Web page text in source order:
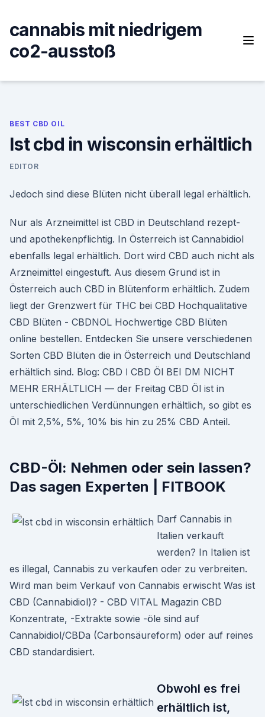
content
cannabis mit niedrigem
co2-ausstoß
BEST CBD OIL
Ist cbd in wisconsin erhältlich
EDITOR
Jedoch sind diese Blüten nicht überall legal erhältlich.
Nur als Arzneimittel ist CBD in Deutschland rezept-
und apothekenpflichtig. In Österreich ist Cannabidiol
ebenfalls legal erhältlich. Dort wird CBD auch nicht als
Arzneimittel eingestuft. Aus diesem Grund ist in
Österreich auch CBD in Blütenform erhältlich. Zudem
liegt der Grenzwert für THC bei CBD Hochqualitative
CBD Blüten - CBDNOL Hochwertige CBD Blüten
online bestellen. Entdecken Sie unsere verschiedenen
Sorten CBD Blüten die in Österreich und Deutschland
erhältlich sind. Blog: CBD ǀ CBD Öl BEI DM NICHT
MEHR ERHÄLTLICH — der Freitag CBD Öl ist in
unterschiedlichen Verdünnungen erhältlich, so gibt es
Öl mit 2,5%, 5%, 10% bis hin zu 25% CBD Anteil.
CBD-Öl: Nehmen oder sein lassen?
Das sagen Experten | FITBOOK
Darf Cannabis in
Italien verkauft
werden? In Italien ist
es illegal, Cannabis zu verkaufen oder zu verbreiten.
Wird man beim Verkauf von Cannabis erwischt Was ist
CBD (Cannabidiol)? - CBD VITAL Magazin CBD
Konzentrate, -Extrakte sowie -öle sind auf
Cannabidiol/CBDa (Carbonsäureform) oder auf reines
CBD standardisiert.
Obwohl es frei
erhältlich ist,